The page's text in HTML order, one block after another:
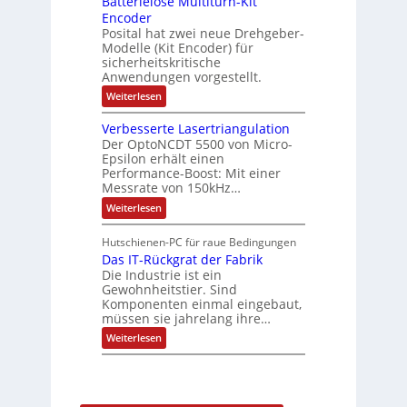
g
e
w
ä
h
t
f
t
e
r
ä
l
t
S
c
h
u
t
z
l
a
c
k
b
e
s
c
i
c
h
t
u
n
g
f
l
o
s
e
F
a
n
g
s
c
h
a
l
t
u
n
g
Encoder
Posital hat zwei neue Drehgeber-
Modelle (Kit Encoder) für
sicherheitskritische
Anwendungen vorgestellt.
Weiterlesen:
B
t
t
e
r
i
e
l
o
e
M
u
l
t
i
t
u
r
Verbesserte Lasertriangulation
Der OptoNCDT 5500 von Micro-
Epsilon erhält einen
Performance-Boost: Mit einer
Messrate von 150kHz…
Weiterlesen:
V
r
b
e
s
s
e
r
t
e
L
Hutschienen-PC für raue Bedingungen
Das IT-Rückgrat der Fabrik
Die Industrie ist ein
Gewohnheitstier. Sind
Komponenten einmal eingebaut,
müssen sie jahrelang ihre…
Weiterlesen:
D